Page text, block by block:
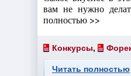
вам не нужно
полностью >>
Конкурсы,
Читать полностью